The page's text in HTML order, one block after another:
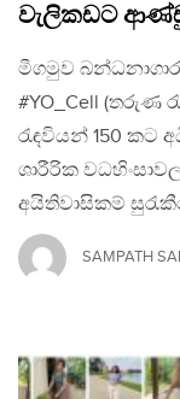
වැලිකඩට
මීගමුව
#YO_Cell (තරුණ
රැඳවියන් 150
ශාරීරික
අයිතිවාසිකම්
SAMPATH